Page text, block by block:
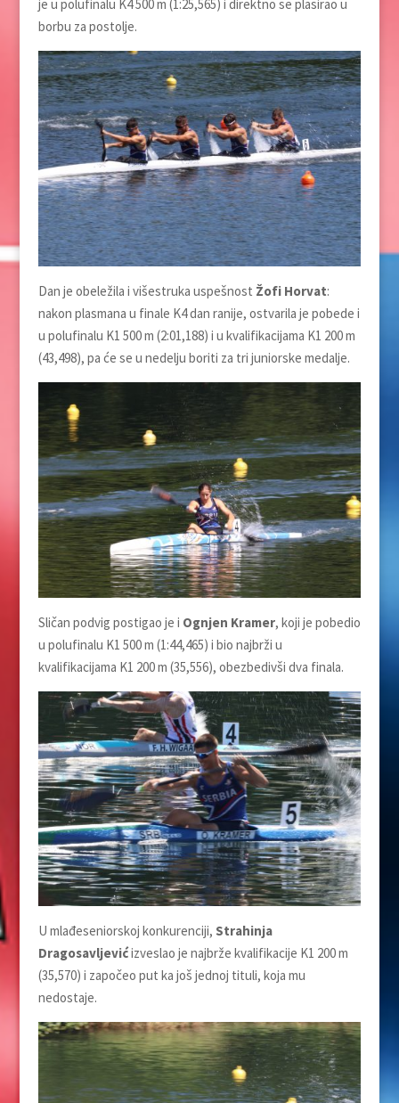
je u polufinalu K4 500 m (1:25,565) i direktno se plasirao u
borbu za postolje.
Dan je obeležila i višestruka uspešnost Žofi Horvat:
nakon plasmana u finale K4 dan ranije, ostvarila je pobede i
u polufinalu K1 500 m (2:01,188) i u kvalifikacijama K1 200 m
(43,498), pa će se u nedelju boriti za tri juniorske medalje.
Sličan podvig postigao je i Ognjen Kramer, koji je pobedio
u polufinalu K1 500 m (1:44,465) i bio najbrži u
kvalifikacijama K1 200 m (35,556), obezbedivši dva finala.
U mlađeseniorskoj konkurenciji, Strahinja
Dragosavljevićizveslao je najbrže kvalifikacije K1 200 m
(35,570) i započeo put ka još jednoj tituli, koja mu
nedostaje.